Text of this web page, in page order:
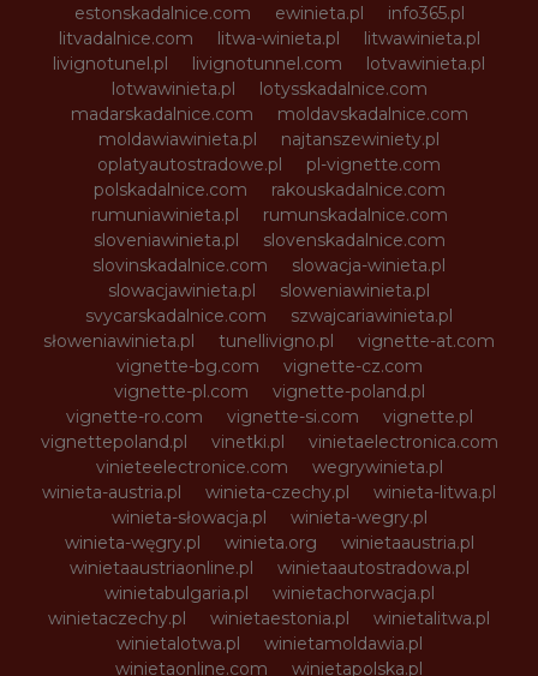
estonskadalnice.com
ewinieta.pl
info365.pl
litvadalnice.com
litwa-winieta.pl
litwawinieta.pl
livignotunel.pl
livignotunnel.com
lotvawinieta.pl
lotwawinieta.pl
lotysskadalnice.com
madarskadalnice.com
moldavskadalnice.com
moldawiawinieta.pl
najtanszewiniety.pl
oplatyautostradowe.pl
pl-vignette.com
polskadalnice.com
rakouskadalnice.com
rumuniawinieta.pl
rumunskadalnice.com
sloveniawinieta.pl
slovenskadalnice.com
slovinskadalnice.com
slowacja-winieta.pl
slowacjawinieta.pl
sloweniawinieta.pl
svycarskadalnice.com
szwajcariawinieta.pl
słoweniawinieta.pl
tunellivigno.pl
vignette-at.com
vignette-bg.com
vignette-cz.com
vignette-pl.com
vignette-poland.pl
vignette-ro.com
vignette-si.com
vignette.pl
vignettepoland.pl
vinetki.pl
vinietaelectronica.com
vinieteelectronice.com
wegrywinieta.pl
winieta-austria.pl
winieta-czechy.pl
winieta-litwa.pl
winieta-słowacja.pl
winieta-wegry.pl
winieta-węgry.pl
winieta.org
winietaaustria.pl
winietaaustriaonline.pl
winietaautostradowa.pl
winietabulgaria.pl
winietachorwacja.pl
winietaczechy.pl
winietaestonia.pl
winietalitwa.pl
winietalotwa.pl
winietamoldawia.pl
winietaonline.com
winietapolska.pl